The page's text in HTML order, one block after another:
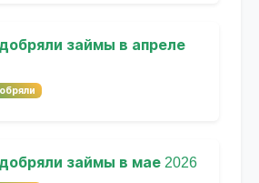
займы в апреле
займы в мае 2026